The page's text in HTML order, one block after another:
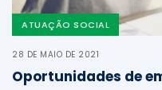
ATUAÇÃO SOCIAL
28 DE MAIO DE 2021
Oportunidades de